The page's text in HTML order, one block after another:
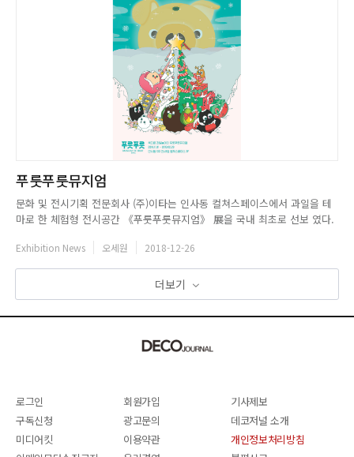
푸룻푸룻뮤지엄
문화 및 전시기획 전문회사 (주)이타는 인사동 컬쳐스페이스에서 과일을 테
마로 한 체험형 전시공간 《푸룻푸룻뮤지엄》 展을 국내 최초로 선보 였다.
양한 과일들을 소재로 각각의 다채로운 색감과 독특한 촉감, 고유한 마감 등
과일이 가지고 있는 다양한 요소들을 색다른 시선으로 재해석하여 공감...
Exhibition News 오세원 2018-12-26
더보기
로그인 회원가입
기사제보
구독신청
광고문의
데코저널 소개
미디어킷
이용약관
개인정보처리방침